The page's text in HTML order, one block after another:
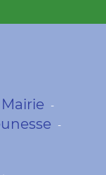
Mairie -
-